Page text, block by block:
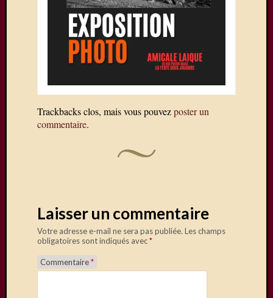
Trackbacks clos, mais vous pouvezposter un
commentaire.
Laisser un commentaire
Votre adresse e-mail ne sera pas publiée. Les champs
obligatoires sont indiqués avec*
Commentaire*